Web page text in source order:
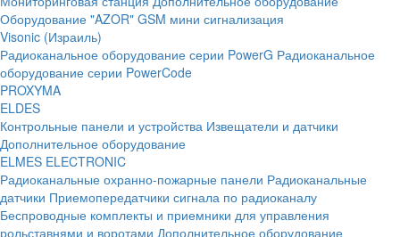
Оборудование "AZOR" GSM мини сигнализация
Visonic (Израиль)
Радиоканальное оборудование серии PowerG Радиоканальное
оборудование серии PowerCode
PROXYMA
ELDES
Контрольные панели и устройства Извещатели и датчики
Дополнительное оборудование
ELMES ELECTRONIC
Радиоканальные охранно-пожарные панели Радиоканальные
датчики Приемопередатчики сигнала по радиоканалу
Беспроводные комплекты и приемники для управления
рольставнями и воротами Дополнительное оборудование